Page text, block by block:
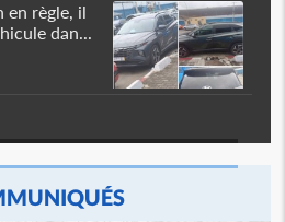
en règle, il
dan...